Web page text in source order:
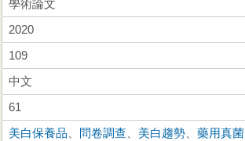
學術論文
2020
109
中文
61
美白保養品 問卷調查 美白趨勢 、藥用真菌